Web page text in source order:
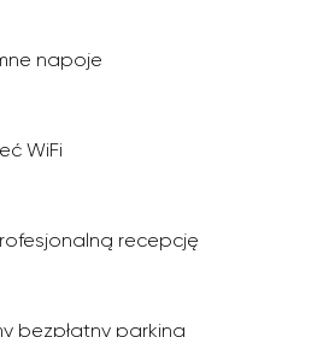
napoje
WiFi
recepcję
bezpłatny parking